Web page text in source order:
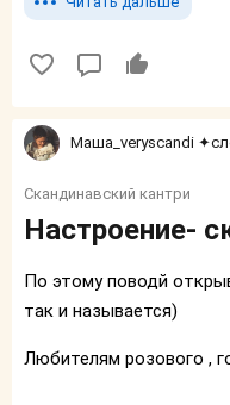
Маша_veryscandi
Скандинавский кантри
Настроение-
По этому поводй
так и называется)
Любителям розового ,